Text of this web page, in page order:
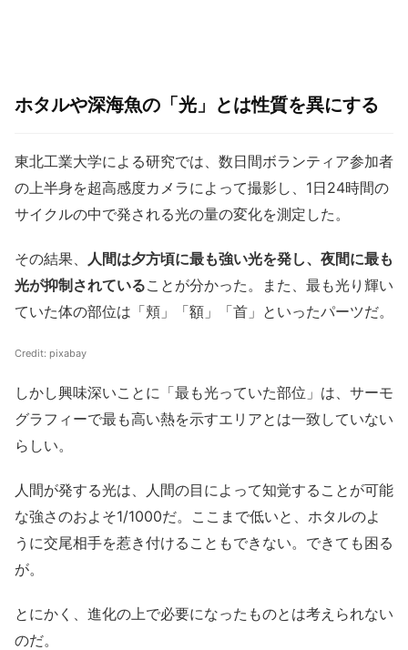
ホタルや深海魚の「光」とは性質を異にする
東北工業大学による研究では、数日間ボランティア参加者
の上半身を超高感度カメラによって撮影し、1日24時間の
サイクルの中で発される光の量の変化を測定した。
その結果、 人間は夕方頃に最も強い光を発し、夜間に最も
光が抑制されていることが分かった。また、最も光り輝い
ていた体の部位は「頬」「額」「首」といったパーツだ。
Credit: pixabay
しかし興味深いことに「最も光っていた部位」は、サーモ
グラフィーで最も高い熱を示すエリアとは一致していない
らしい。
人間が発する光は、人間の目によって知覚することが可能
な強さのおよそ1/1000だ。ここまで低いと、ホタルのよ
うに交尾相手を惹き付けることもできない。できても困る
が。
とにかく、進化の上で必要になったものとは考えられない
のだ。